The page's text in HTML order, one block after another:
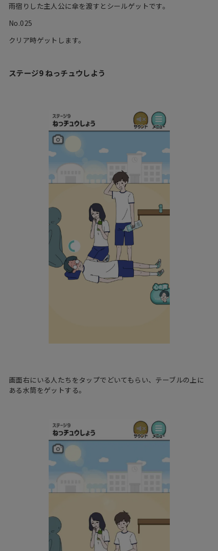
雨宿りした主人公に傘を渡すとシールゲットです。
No.025
クリア時ゲットします。
ステージ9 ねっチュウしよう
画面右にいる人たちをタップでどいてもらい、テーブルの上に
ある水筒をゲットする。